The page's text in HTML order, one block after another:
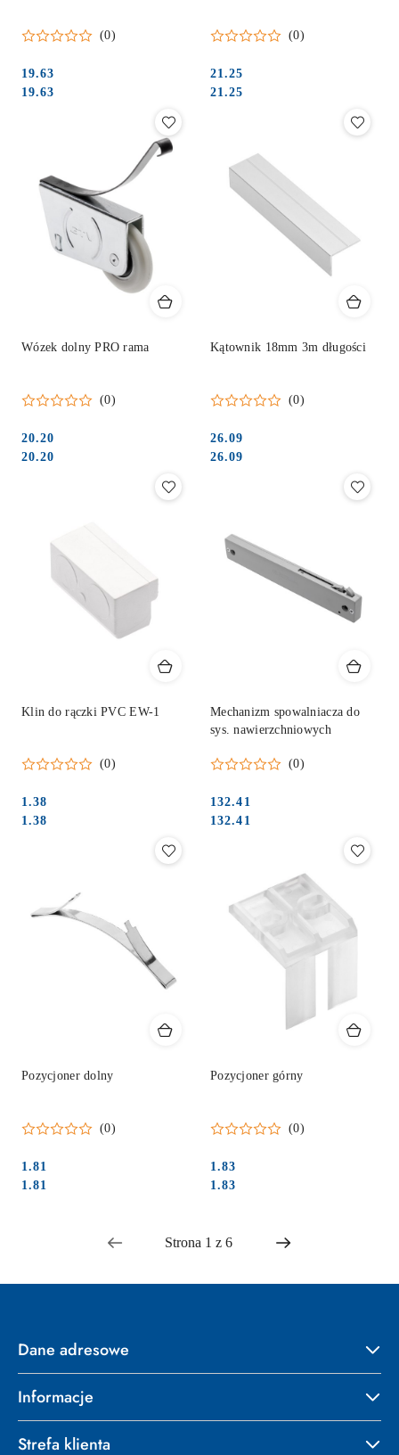
(0)
Cena:
19.63
Cena:
19.63
(0)
Cena:
21.25
Cena:
21.25
Wózek dolny PRO rama
(0)
Cena:
20.20
Cena:
20.20
Kątownik 18mm 3m długości
(0)
Cena:
26.09
Cena:
26.09
Klin do rączki PVC EW-1
(0)
Cena:
1.38
Cena:
1.38
Mechanizm spowalniacza do
sys. nawierzchniowych
(0)
Cena:
132.41
Cena:
132.41
Pozycjoner dolny
(0)
Cena:
1.81
Cena:
1.81
Pozycjoner górny
(0)
Cena:
1.83
Cena:
1.83
Dane adresowe
Informacje
Strefa klienta